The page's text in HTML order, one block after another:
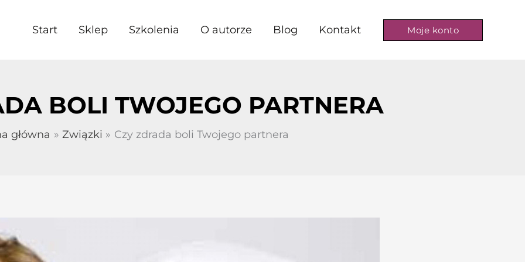
Start Sklep Szkolenia O autorze Blog Kontakt Moje konto
BOLI TWOJEGO PARTNERA
główna Związki Czy zdrada boli Twojego partnera